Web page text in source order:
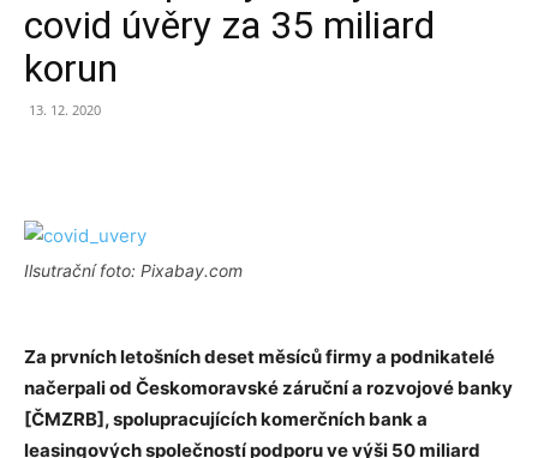
covid úvěry za 35 miliard
korun
13. 12. 2020
Ilsutrační foto: Pixabay.com
Za prvních letošních deset měsíců firmy a podnikatelé
načerpali od Českomoravské záruční a rozvojové banky
[ČMZRB], spolupracujících komerčních bank a
leasingových společností podporu ve výši 50 miliard